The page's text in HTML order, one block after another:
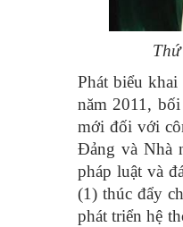
Phát biểu
năm 2011,
mới đối với
Đảng và Nhà
pháp luật và
(1) thúc đẩy
phát triển hệ